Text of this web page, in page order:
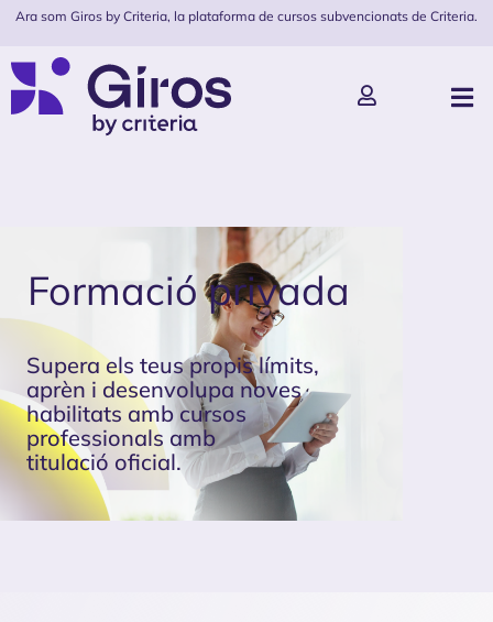
Ara som Giros by Criteria, la plataforma de cursos subvencionats de Criteria.
Formació privada
Supera els teus propis límits,
aprèn i desenvolupa noves
habilitats amb cursos
professionals amb
titulació oficial.